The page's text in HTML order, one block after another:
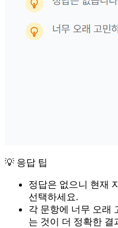
💡 응답 팁
정답은 없으니 현재
선택하세요.
각 문항에 너무 오래
는 것이 더 정확한 결